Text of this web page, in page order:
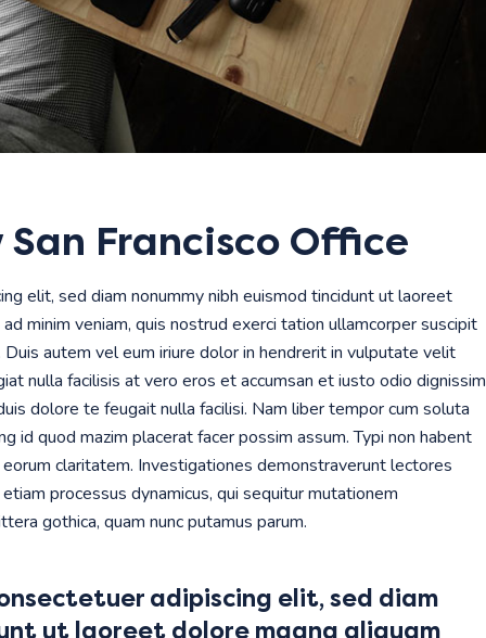
San Francisco Office
elit, sed diam nonummy nibh euismod tincidunt ut laoreet
minim veniam, quis nostrud exerci tation ullamcorper suscipit
autem vel eum iriure dolor in hendrerit in vulputate velit
nulla facilisis at vero eros et accumsan et iusto odio dignissim
dolore te feugait nulla facilisi. Nam liber tempor cum soluta
id quod mazim placerat facer possim assum. Typi non habent
claritatem. Investigationes demonstraverunt lectores
processus dynamicus, qui sequitur mutationem
gothica, quam nunc putamus parum.
adipiscing elit, sed diam
ut laoreet dolore magna aliquam